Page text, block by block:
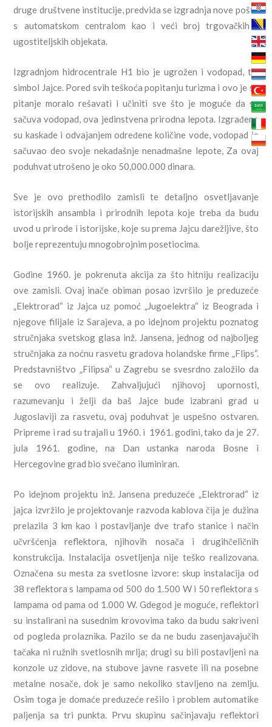
druge društvene institucije, predviđa se izgradnja nove pošte
s automatskom centralom kao i veći broj trgovačkih i
ugostiteljskih objekata.
Izgradnjom hidrocentrale H1 bio je ugrožen i vodopad, taj
simbol Jajce. Pored svih teškoća popitanju turizma i ovo je se
pitanje moralo rešavati i učiniti sve što je moguće da se
sačuva vodopad, ova jedinstvena prirodna lepota. Izgrađene
su kaskade i odvajanjem određene količine vode, vodopad je
sačuvao deo svoje nekadašnje nenadmašne lepote, Za ovaj
poduhvat utrošeno je oko 50,000.000 dinara.
Sve je ovo prethodilo zamisli te detaljno osvetljavanje
istorijskih ansambla i prirodnih lepota koje treba da budu
uvod u prirode i istorijske, koje su prema Jajcu darežljive, što
bolje reprezentuju mnogobrojnim posetiocima.
Godine 1960. je pokrenuta akcija za što hitniju realizaciju
ove zamisli. Ovaj inače obiman posao izvršilo je preduzeće
„Elektrorad“ iz Jajca uz pomoć „Jugoelektra“ iz Beograda i
njegove filijale iz Sarajeva, a po idejnom projektu poznatog
stručnjaka svetskog glasa inž. Jansena, jednog od najboljeg
stručnjaka za noćnu rasvetu gradova holandske firme „Flips“.
Predstavništvo „Filipsa“ u Zagrebu se svesrdno založilo da
se ovo realizuje. Zahvaljujući njihovoj upornosti,
razumevanju i želji da baš Jajce bude izabrani grad u
Jugoslaviji za rasvetu, ovaj poduhvat je uspešno ostvaren.
Pripreme i rad su trajali u 1960. i 1961. godini, tako da je 27.
jula 1961. godine, na Dan ustanka naroda Bosne i
Hercegovine grad bio svečano iluminiran.
Po idejnom projektu inž. Jansena preduzeće „Elektrorad“ iz
jajca izvržilo je projektovanje razvoda kablova čija je dužina
prelazila 3 km kao i postavljanje dve trafo stanice i način
učvršćenja reflektora, njihovih nosača i drugihčeličnih
konstrukcija. Instalacija osvetljenja nije teško realizovana.
Označena su mesta za svetlosne izvore: skup instalacija od
38 reflektora s lampama od 500 do 1.500 W i 50 reflektora s
lampama od pama od 1.000 W. Gdegod je moguće, reflektori
su instalirani na susednim krovovima tako da budu sakriveni
od pogleda prolaznika. Pazilo se da ne budu zasenjavajučih
tačaka ni ružnih svetlosnih mrlja; drugi su bili postavljeni na
konzole uz zidove, na stubove javne rasvete ili na posebne
metalne nosače, dok je samo nekoliko stavljeno na zemlju.
Osim toga je domaće preduzeće rešilo i problem automatike
paljenja sa tri punkta. Prvu skupinu sačinjavaju reflektori